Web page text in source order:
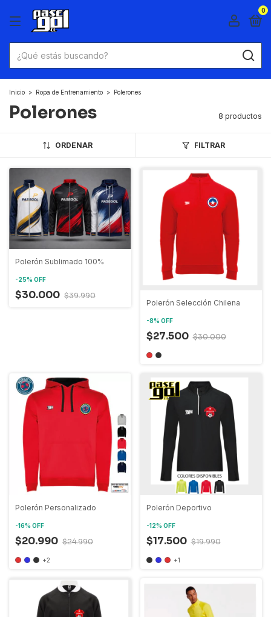
0
Inicio > Ropa de Entrenamiento > Polerones
Polerones 8 productos
ORDENAR FILTRAR
Polerón Sublimado 100%
-25% OFF
$30.000 $39.990
Polerón Selección Chilena
-8% OFF
$27.500 $30.000
Polerón Personalizado
-16% OFF
$20.990 $24.990
+2
Polerón Deportivo
-12% OFF
$17.500 $19.990
+1